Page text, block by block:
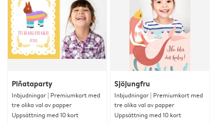
Piñataparty
Inbjudningar | Premiumkort med
tre olika val av papper
Uppsättning med 10 kort
Sjöjungfru
Inbjudningar | Premiumkort med
tre olika val av papper
Uppsättning med 10 kort